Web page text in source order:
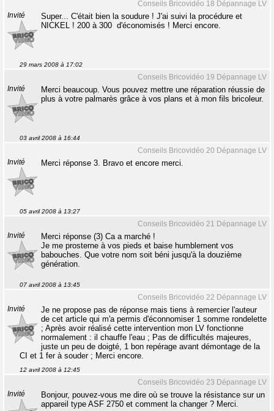
Conseils Bricovidéo 18 Dépannage LV
Invité
Super... C'était bien la soudure ! J'ai suivi la procédure et
NICKEL ! 200 à 300  d'économisés ! Merci encore.
29 mars 2008 à 17:02
Conseils Bricovidéo 19 Dépannage LV
Invité
Merci beaucoup. Vous pouvez mettre une réparation réussie de
plus à votre palmarès grâce à vos plans et à mon fils bricoleur.
03 avril 2008 à 16:44
Conseils Bricovidéo 20 Dépannage LV
Invité Merci réponse 3. Bravo et encore merci.
05 avril 2008 à 13:27
Conseils Bricovidéo 21 Dépannage LV
Invité
Merci réponse (3) Ca a marché !
Je me prosterne à vos pieds et baise humblement vos
babouches. Que votre nom soit béni jusqu'à la douzième
génération.
07 avril 2008 à 13:45
Conseils Bricovidéo 22 Dépannage LV
Invité
Je ne propose pas de réponse mais tiens à remercier l'auteur
de cet article qui m'a permis d'éconnomiser 1 somme rondelette
; Après avoir réalisé cette intervention mon LV fonctionne
normalement : il chauffe l'eau ; Pas de difficultés majeures,
juste un peu de doigté, 1 bon repérage avant démontage de la
CI et 1 fer à souder ; Merci encore.
12 avril 2008 à 12:45
Conseils Bricovidéo 23 Dépannage LV
Invité
Bonjour, pouvez-vous me dire où se trouve la résistance sur un
appareil type ASF 2750 et comment la changer ? Merci.